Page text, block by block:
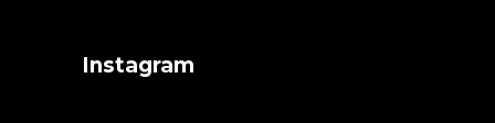
Instagram